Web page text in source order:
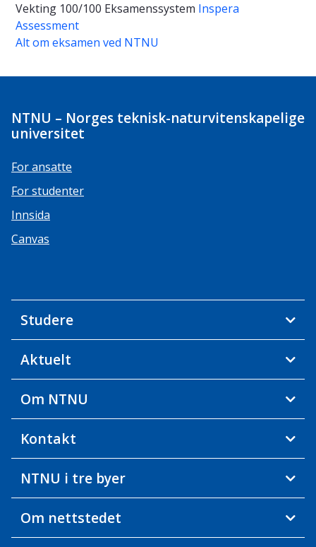
Vekting 100/100 Eksamenssystem Inspera
Assessment
Alt om eksamen ved NTNU
NTNU – Norges teknisk-naturvitenskapelige
universitet
For ansatte
For studenter
Innsida
Canvas
Studere
Aktuelt
Om NTNU
Kontakt
NTNU i tre byer
Om nettstedet